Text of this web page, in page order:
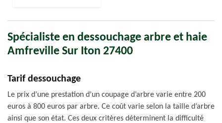
Spécialiste en dessouchage arbre et haie
Amfreville Sur Iton 27400
Tarif dessouchage
Le prix d’une prestation d’un coupage d’arbre varie entre 200
euros à 800 euros par arbre. Ce coût varie selon la taille d’arbre
ainsi que son état. Ces deux critères déterminent la difficulté